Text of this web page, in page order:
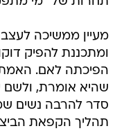
מעיין ממשיכה
ומתכננת להפיק
הפיכתה לאם.
שהיא אומרת, ולשם
סדר להרבה נשים
תהליך הקפאת